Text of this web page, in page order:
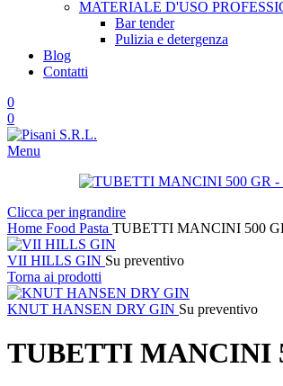
MATERIALE D'USO
Bar tender
Pulizia e detergenza
Blog
Contatti
0
0
Menu
Clicca per ingrandire
Home Food Pasta TUBETTI MANCINI 500
VII HILLS GIN Su preventivo
Torna ai prodotti
KNUT HANSEN DRY GIN Su preventivo
TUBETTI MANCINI